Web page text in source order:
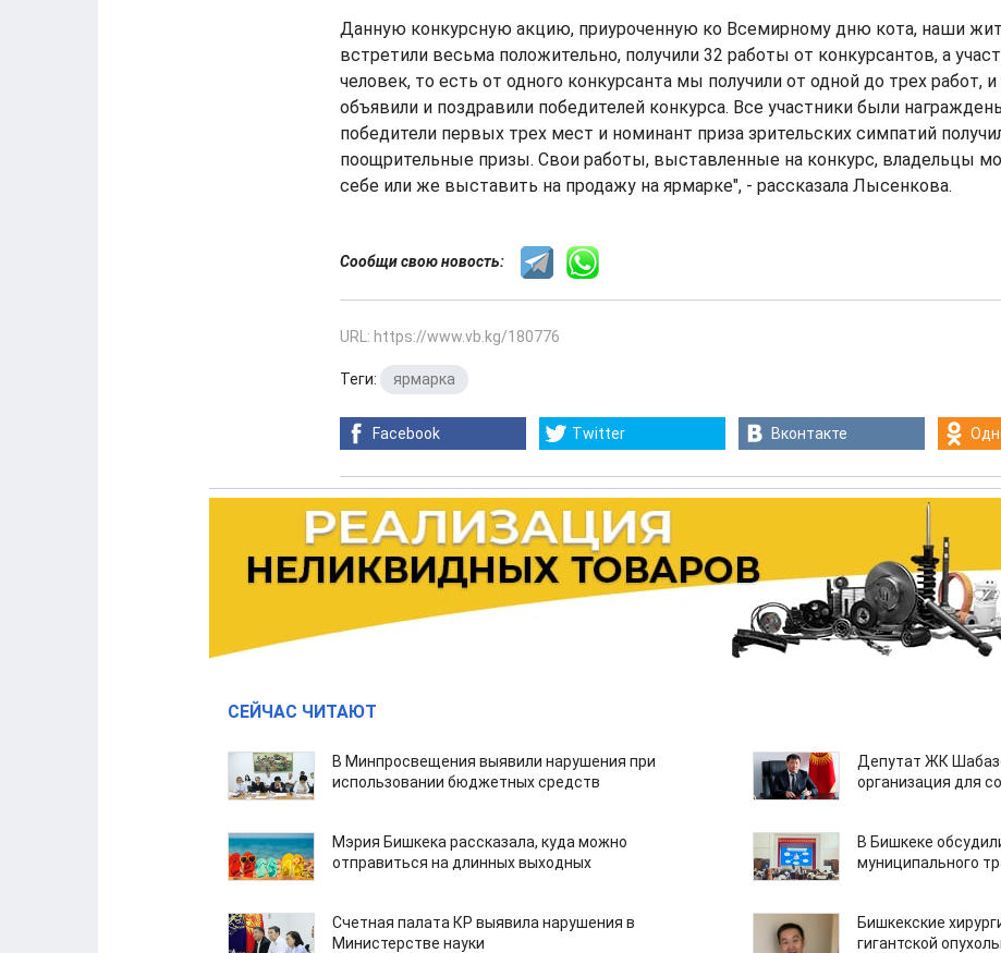
Данную конкурсную акцию, приуроченную ко Всемирному дню кота, наши
встретили весьма положительно, получили 32 работы от конкурсантов, а
человек, то есть от одного конкурсанта мы получили от одной до трех работ,
объявили и поздравили победителей конкурса. Все участники были
победители первых трех мест и номинант приза зрительских симпатий
поощрительные призы. Свои работы, выставленные на конкурс, владельцы
себе или же выставить на продажу на ярмарке", - рассказала Лысенкова.
Сообщи свою новость:
URL: https://www.vb.kg/180776
Теги: ярмарка
Facebook Twitter Вконтакте
СЕЙЧАС ЧИТАЮТ
В Минпросвещения выявили нарушения при
использовании бюджетных средств
Депутат ЖК
организация для
Мэрия Бишкека рассказала, куда можно
отправиться на длинных выходных
В Бишкеке
муниципального
Счетная палата КР выявила нарушения в
Министерстве науки
Бишкекские
гигантской